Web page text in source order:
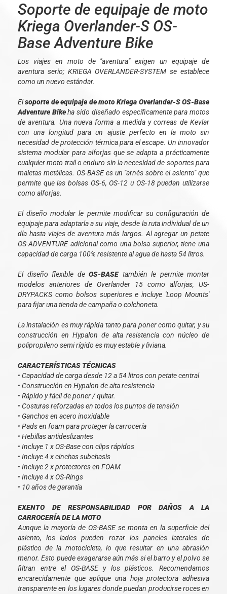
Soporte de equipaje de moto
Kriega Overlander-S OS-
Base Adventure Bike
Los viajes en moto de "aventura" exigen un equipaje de
aventura serio; KRIEGA OVERLANDER-SYSTEM se establece
como un nuevo estándar.
Elsoporte de equipaje de moto Kriega Overlander-S OS-Base
Adventure Bikeha sido diseñado específicamente para motos
de aventura. Una nueva forma a medida y correas de Kevlar
con una longitud para un ajuste perfecto en la moto sin
necesidad de protección térmica para el escape. Un innovador
sistema modular para alforjas que se adapta a prácticamente
cualquier moto trail o enduro sin la necesidad de soportes para
maletas metálicas. OS-BASE es un "arnés sobre el asiento" que
permite que las bolsas OS-6, OS-12 u OS-18 puedan utilizarse
como alforjas.
El diseño modular le permite modificar su configuración de
equipaje para adaptarla a su viaje, desde la ruta individual de un
día hasta viajes de aventura más largos. Al agregar un petate
OS-ADVENTURE adicional como una bolsa superior, tiene una
capacidad de carga 100% resistente al agua de hasta 54 litros.
El diseño flexible de OS-BASEtambién le permite montar
modelos anteriores de Overlander 15 como alforjas, US-
DRYPACKS como bolsos superiores e incluye 'Loop Mounts'
para fijar una tienda de campaña o colchoneta.
La instalación es muy rápida tanto para poner como quitar, y su
construcción en Hypalon de alta resistencia con núcleo de
polipropileno semi rígido es muy estable y liviana.
CARACTERÍSTICAS TÉCNICAS
• Capacidad de carga desde 12 a 54 litros con petate central
• Construcción en Hypalon de alta resistencia
• Rápido y fácil de poner / quitar.
• Costuras reforzadas en todos los puntos de tensión
• Ganchos en acero inoxidable
• Pads en foam para proteger la carrocería
• Hebillas antideslizantes
• Incluye 1 x OS-Base con clips rápidos
• Incluye 4 x cinchas subchasis
• Incluye 2 x protectores en FOAM
• Incluye 4 x OS-Rings
• 10 años de garantía
EXENTO DE RESPONSABILIDAD POR DAÑOS A LA
CARROCERÍA DE LA MOTO
Aunque la mayoría de OS-BASE se monta en la superficie del
asiento, los lados pueden rozar los paneles laterales de
plástico de la motocicleta, lo que resultar en una abrasión
menor. Esto puede exagerarse aún más si el barro y el polvo se
filtran entre el OS-BASE y los plásticos. Recomendamos
encarecidamente que aplique una hoja protectora adhesiva
transparente en los lugares donde puedan producirse roces en